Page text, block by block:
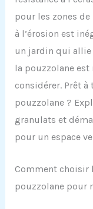
pour les zones
à l’érosion est
un jardin qui allie
la pouzzolane
considérer. Prêt
pouzzolane ?
granulats et
pour un espace
Comment choisir
pouzzolane pour